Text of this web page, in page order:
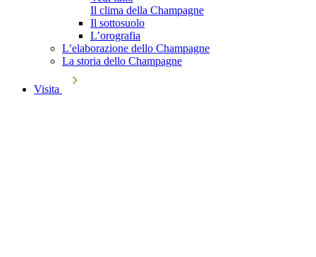
Il clima della Champagne
Il sottosuolo
L’orografia
L’elaborazione dello Champagne
La storia dello Champagne
Visita